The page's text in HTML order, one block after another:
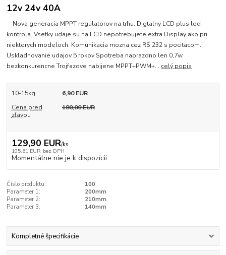
12v 24v 40A
Nova generacia MPPT regulatorov na trhu. Digtalny LCD plus led
kontrola. Vsetky udaje su na LCD nepotrebujete extra Display ako pri
niektorych modeloch. Komunikacia mozna cez RS 232 s pocitacom.
Uskladnovanie udajov 5 rokov Spotreba naprazdno len 0,7w
bezkonkurencne Trojfazove nabijene MPPT+PWM+... celý popis
10-15kg
6,90 EUR
Cena pred
zľavou
180,00 EUR
129,90 EUR/ks
105,61 EUR bez DPH
Momentálne nie je k dispozícii
Číslo produktu:
100
Parameter 1:
200mm
Parameter 2:
210mm
Parameter 3:
140mm
Kompletné špecifikácie